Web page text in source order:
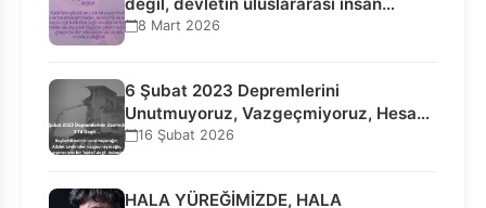
8 Mart 2026
6 Şubat 2023 Depremlerini
Unutmuyoruz, Vazgeçmiyoruz, Hesap
Sorulmasını İstiyoruz!
16 Şubat 2026
HALA YÜREĞİMİZDE, HALA